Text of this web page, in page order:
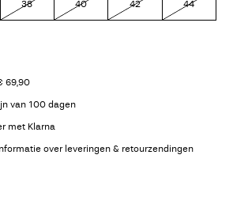
38 40 42 44
69,90
van 100 dagen
met Klarna
over leveringen & retourzendingen